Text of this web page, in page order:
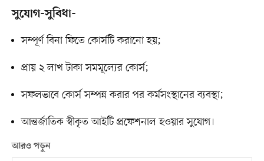
সুযোগ-সুবিধা-
সম্পূর্ণ বিনা ফিতে কোর্সটি করানো হয়;
প্রায় ২ লাখ টাকা সমমূল্যের কোর্স;
সফলভাবে কোর্স সম্পন্ন করার পর কর্মসংস্থানের ব্যবস্থা;
আন্তর্জাতিক স্বীকৃত আইটি প্রফেশনাল হওয়ার সুযোগ।
আরও পড়ুন